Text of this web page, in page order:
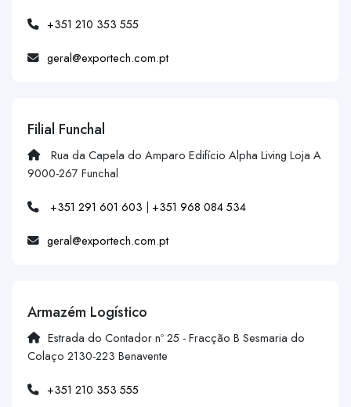
+351 210 353 555
geral@exportech.com.pt
Filial Funchal
Rua da Capela do Amparo Edifício Alpha Living Loja A
9000-267 Funchal
+351 291 601 603 | +351 968 084 534
geral@exportech.com.pt
Armazém Logístico
Estrada do Contador nº 25 - Fracção B Sesmaria do
Colaço 2130-223 Benavente
+351 210 353 555